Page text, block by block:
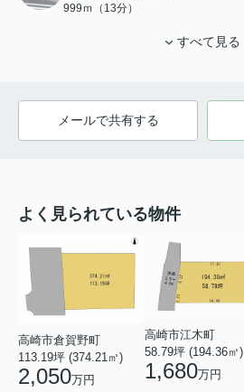
999ｍ（13分）
すべて見る
メールで共有する
よく見られている物件
高崎市倉賀野町
113.19坪 (374.21㎡)
2,050万円
高崎市江木町
58.79坪 (194.36㎡)
1,680万円